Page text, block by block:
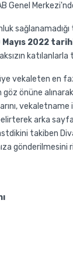
Genel
Mayıs 2022
katılanlarla
vekaleten en
önüne
vekaletname
arka
takiben
gönderilmesini